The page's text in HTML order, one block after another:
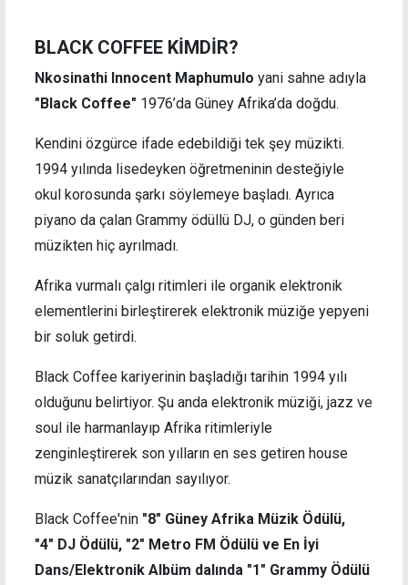
BLACK COFFEE KİMDİR?
Nkosinathi Innocent Maphumulo yani sahne adıyla
"Black Coffee" 1976’da Güney Afrika’da doğdu.
Kendini özgürce ifade edebildiği tek şey müzikti.
1994 yılında lisedeyken öğretmeninin desteğiyle
okul korosunda şarkı söylemeye başladı. Ayrıca
piyano da çalan Grammy ödüllü DJ, o günden beri
müzikten hiç ayrılmadı.
Afrika vurmalı çalgı ritimleri ile organik elektronik
elementlerini birleştirerek elektronik müziğe yepyeni
bir soluk getirdi.
Black Coffee kariyerinin başladığı tarihin 1994 yılı
olduğunu belirtiyor. Şu anda elektronik müziği, jazz ve
soul ile harmanlayıp Afrika ritimleriyle
zenginleştirerek son yılların en ses getiren house
müzik sanatçılarından sayılıyor.
Black Coffee'nin "8" Güney Afrika Müzik Ödülü,
"4" DJ Ödülü, "2" Metro FM Ödülü ve En İyi
Dans/Elektronik Albüm dalında "1" Grammy Ödülü